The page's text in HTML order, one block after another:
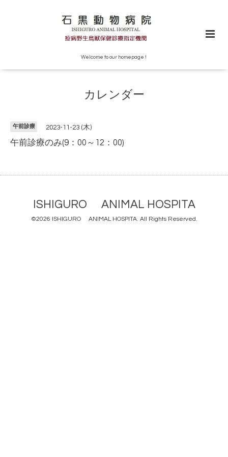
Welcome to our homepage !
カレンダー
午前診療 2023-11-23 (木)
午前診療のみ(9：00～12：00)
ISHIGURO ANIMAL HOSPITA
©2026 ISHIGURO ANIMAL HOSPITA. All Rights Reserved.